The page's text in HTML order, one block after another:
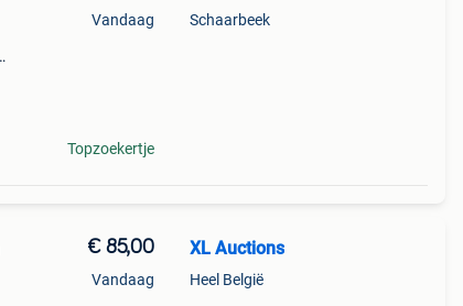
Vandaag
Topzoekertje
Schaarbeek
€ 85,00
Vandaag
XL Auctions
Heel België